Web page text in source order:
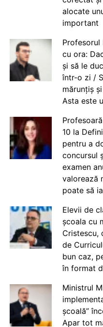
alocate
important
Profesorul
cu ora:
și să le
într-o zi /
mărunțiș
Asta este
10 la
pentru a
concursul
examen
valorează
poate să
Elevii de
școala cu
Cristescu,
de
bun caz,
în format
Ministrul
școală”
Apar tot